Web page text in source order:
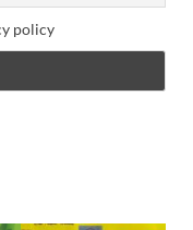
policy